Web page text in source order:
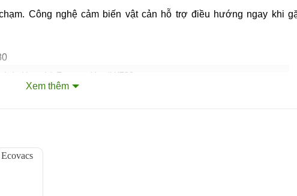
Công nghệ cảm biến vật cản hỗ trợ điều hướng ngay khi
bụi lau nhà Ecovacs Yeedi K780
bay lơ lửng trong không khí như bụi vậy. Nhưng khi sử dụng
Yeedi K780 chính hãng
Xem thêm